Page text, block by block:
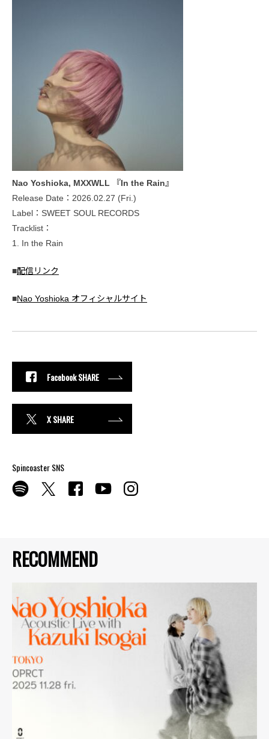
RECOMMEND
Nao Yoshioka, MXXWLL 『In the Rain』
Release Date：2026.02.27 (Fri.)
Label：SWEET SOUL RECORDS
Tracklist：
1. In the Rain
■配信リンク
■Nao Yoshioka オフィシャルサイト
Facebook SHARE
X SHARE
Spincoaster SNS